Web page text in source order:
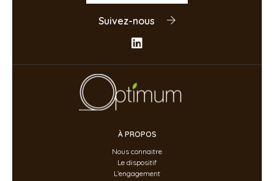
Suivez-nous
À PROPOS
Nous connaitre
Le dispositif
L’engagement